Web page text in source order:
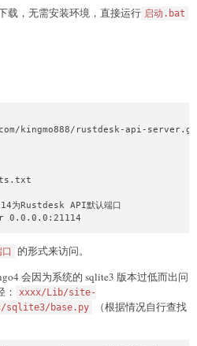
载，无需安装环境，直接运行 启动.bat
kingmo888/rustdesk-api-
为Rustdesk API默认端口
0.0.0.0:21114
的形式来访问。
会因为系统的 sqlite3 版本过低而出问
xxxx/Lib/site-
sqlite3/base.py
（根据情况自行查找